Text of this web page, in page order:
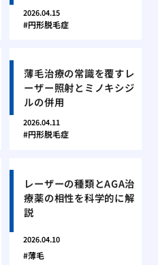
2026.04.15
円形脱毛症
薄毛治療の常識を覆すレ
ーザー照射とミノキシジ
ルの併用
2026.04.11
円形脱毛症
レーザーの種類とAGA治
療薬の相性を科学的に解
説
2026.04.10
薄毛